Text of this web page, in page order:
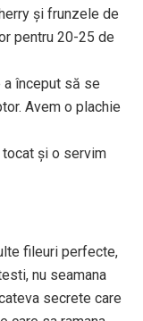
şi frunzele de
pentru 20-25 de
a început să se
Avem o plachie
şi o servim
fileuri perfecte,
nu seamana
secrete care